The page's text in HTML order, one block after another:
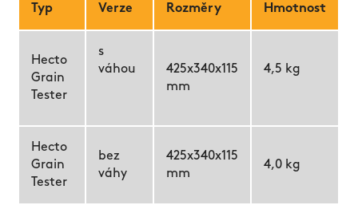
Typ Verze Rozměry Hmotnost
Hecto
Grain
Tester
s
váhou
425x340x115
mm
4,5 kg
Hecto
Grain
Tester
bez
váhy
425x340x115
mm
4,0 kg